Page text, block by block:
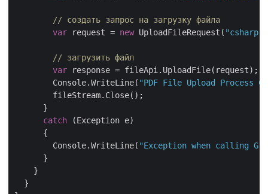
// создать запрос на загрузку файла
var request = new UploadFileRequest(
// загрузить файл
var response = fileApi.UploadFile(request);
        Console.WriteLine(
"PDF File Upload Process
        fileStream.Close();
      }
catch (Exception e)
      {
        Console.WriteLine(
"Exception when calling
      }
    }
  }